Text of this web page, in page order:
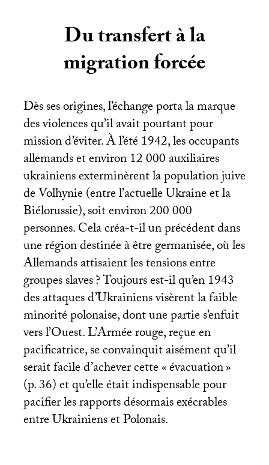
Du transfert à la
migration forcée
Dès ses origines, l’échange porta la marque
des violences qu’il avait pourtant pour
mission d’éviter. À l’été 1942, les occupants
allemands et environ 12 000 auxiliaires
ukrainiens exterminèrent la population juive
de Volhynie (entre l’actuelle Ukraine et la
Biélorussie), soit environ 200 000
personnes. Cela créa-t-il un précédent dans
une région destinée à être germanisée, où les
Allemands attisaient les tensions entre
groupes slaves? Toujours est-il qu’en 1943
des attaques d’Ukrainiens visèrent la faible
minorité polonaise, dont une partie s’enfuit
vers l’Ouest. L’Armée rouge, reçue en
pacificatrice, se convainquit aisément qu’il
serait facile d’achever cette «évacuation»
(p. 36) et qu’elle était indispensable pour
pacifier les rapports désormais exécrables
entre Ukrainiens et Polonais.